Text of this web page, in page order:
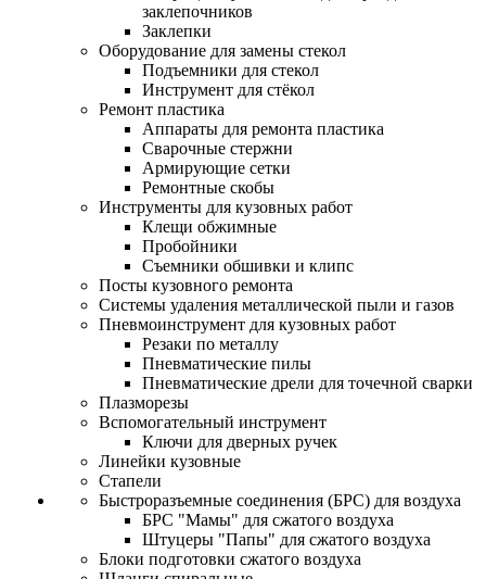
заклепочников
Заклепки
Оборудование для замены стекол
Подъемники для стекол
Инструмент для стёкол
Ремонт пластика
Аппараты для ремонта пластика
Сварочные стержни
Армирующие сетки
Ремонтные скобы
Инструменты для кузовных работ
Клещи обжимные
Пробойники
Съемники обшивки и клипс
Посты кузовного ремонта
Системы удаления металлической пыли и газов
Пневмоинструмент для кузовных работ
Резаки по металлу
Пневматические пилы
Пневматические дрели для точечной сварки
Плазморезы
Вспомогательный инструмент
Ключи для дверных ручек
Линейки кузовные
Стапели
Быстроразъемные соединения (БРС) для воздуха
БРС "Мамы" для сжатого воздуха
Штуцеры "Папы" для сжатого воздуха
Блоки подготовки сжатого воздуха